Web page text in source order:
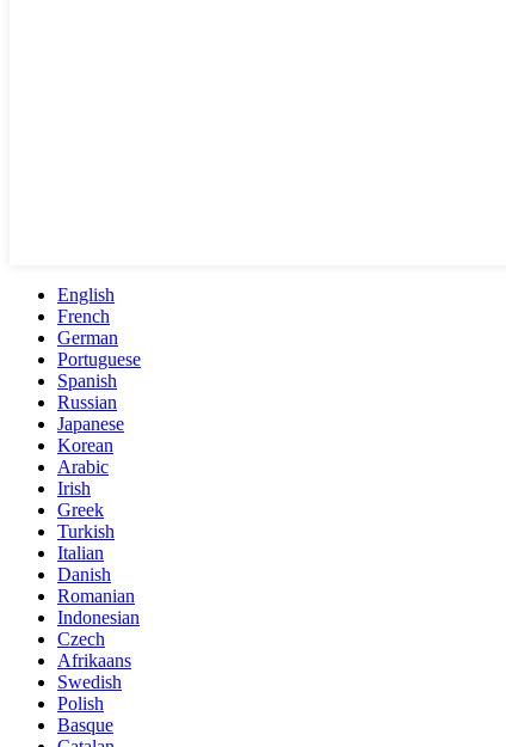
English
French
German
Portuguese
Spanish
Russian
Japanese
Korean
Arabic
Irish
Greek
Turkish
Italian
Danish
Romanian
Indonesian
Czech
Afrikaans
Swedish
Polish
Basque